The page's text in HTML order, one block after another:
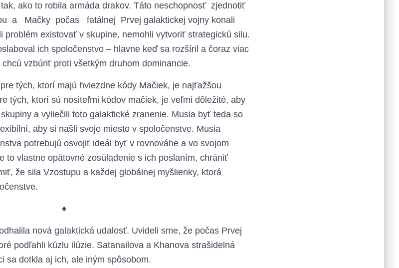
ako to robila armáda drakov. Táto neschopnosť zjednotiť
a Mačky počas fatálnej Prvej galaktickej vojny konali
problém existovať v skupine, nemohli vytvoriť strategickú silu.
ich spoločenstvo – hlavne keď sa rozšíril a čoraz viac
vzbúriť proti všetkým druhom dominancie.
tých, ktorí majú hviezdne kódy Mačiek, je najťažšou
tých, ktorí sú nositeľmi kódov mačiek, je veľmi dôležité, aby
a vyliečili toto galaktické zranenie. Musia byť teda so
aby si našli svoje miesto v spoločenstve. Musia
potrebujú osvojiť ideál byť v rovnováhe a vo svojom
to vlastne opätovné zosúladenie s ich poslaním, chrániť
že sila Vzostupu a každej globálnej myšlienky, ktorá
♦
nová galaktická udalosť. Uvideli sme, že počas Prvej
podľahli kúzlu ilúzie. Satanailova a Khanova strašidelná
sa dotkla aj ich, ale iným spôsobom.